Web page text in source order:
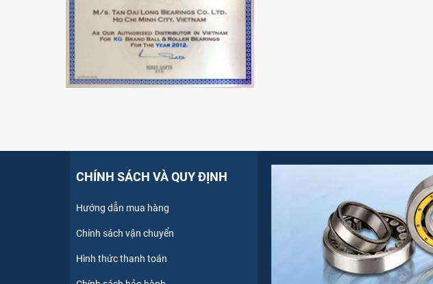
CHÍNH SÁCH VÀ QUY ĐỊNH
Hướng dẫn mua hàng
Chính sách vận chuyển
Hình thức thanh toán